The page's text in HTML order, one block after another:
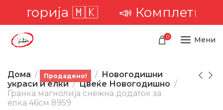
🇲🇰 📣 Комплетна
0 Мени
Дома Производи
Новогодишни
украси и елки
Цвеќе Новогодишно
Гранка магнолија снежна додаток за
елка 46см 8959
Продадено!